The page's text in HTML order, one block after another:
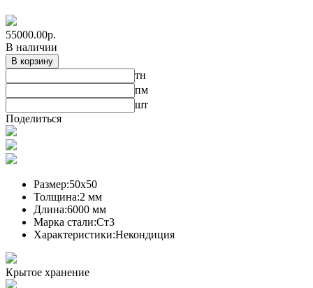
55000.00р.
В наличии
В корзину
тн
пм
шт
Поделиться
Размер:50х50
Толщина:2 мм
Длина:6000 мм
Марка стали:Ст3
Характеристики:Некондиция
Крытое хранение